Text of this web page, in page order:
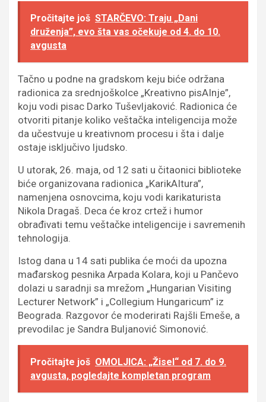
Pročitajte još STARČEVO: Traju „Dani
druženja”, evo šta vas očekuje od 4. do 10.
avgusta
Tačno u podne na gradskom keju biće održana
radionica za srednjoškolce „Kreativno pisAInje”,
koju vodi pisac Darko Tuševljaković. Radionica će
otvoriti pitanje koliko veštačka inteligencija može
da učestvuje u kreativnom procesu i šta i dalje
ostaje isključivo ljudsko.
U utorak, 26. maja, od 12 sati u čitaonici biblioteke
biće organizovana radionica „KarikAItura”,
namenjena osnovcima, koju vodi karikaturista
Nikola Dragaš. Deca će kroz crtež i humor
obrađivati temu veštačke inteligencije i savremenih
tehnologija.
Istog dana u 14 sati publika će moći da upozna
mađarskog pesnika Arpada Kolara, koji u Pančevo
dolazi u saradnji sa mrežom „Hungarian Visiting
Lecturer Network” i „Collegium Hungaricum” iz
Beograda. Razgovor će moderirati Rajšli Emeše, a
prevodilac je Sandra Buljanović Simonović.
Pročitajte još OMOLJICA: „Žisel“ od 7. do 9.
avgusta, pogledajte kompletan program